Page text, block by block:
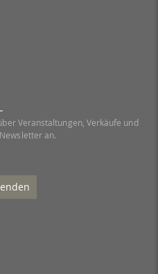
Veranstaltungen, Verkäufe und
an.